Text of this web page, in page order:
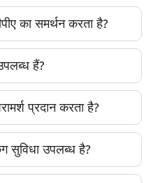
का समर्थन करता है?
हैं?
प्रदान करता है?
सुविधा उपलब्ध है?